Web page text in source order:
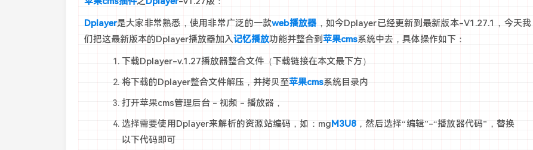
Dplayer是大家非常熟悉，使用非常广泛的一款web播放器 ，如今Dplayer已经更新到最新版本-V1.27.1，今天我
们把这最新版本的Dplayer播放器加入记忆播放功能并整合到苹果cms系统中去，具体操作如下：
下载Dplayer-v.1.27播放器整合文件（下载链接在本文最下方）
将下载的Dplayer整合文件解压，并拷贝至苹果cms系统目录内
打开苹果cms管理后台 - 视频 - 播放器，
选择需要使用Dplayer来解析的资源站编码，如：mgM3U8，然后选择“编辑”-“播放器代码”，替换
以下代码即可